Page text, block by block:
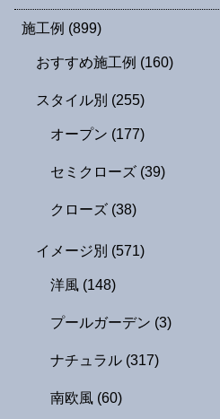
施工例 (899)
おすすめ施工例 (160)
スタイル別 (255)
オープン (177)
セミクローズ (39)
クローズ (38)
イメージ別 (571)
洋風 (148)
プールガーデン (3)
ナチュラル (317)
南欧風 (60)